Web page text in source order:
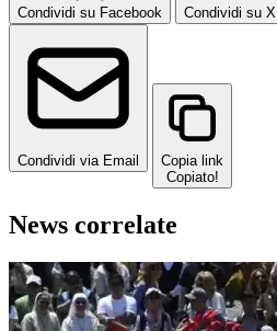
Condividi su Facebook Condividi su X
Condividi via Email
Copia link
Copiato!
News correlate